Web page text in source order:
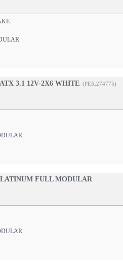
3.1 12V-2X6 WHITE (PER.274775)
FULL MODULAR